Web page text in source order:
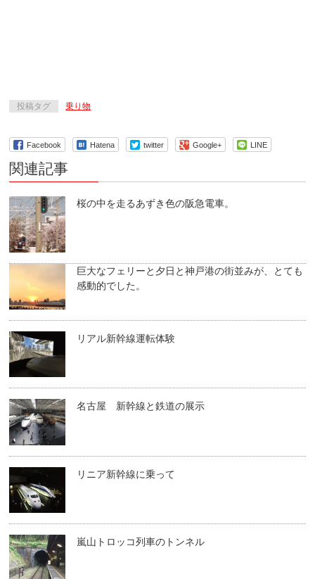
投稿タグ 乗り物
Facebook Hatena twitter Google+ LINE
関連記事
桜の中を走るあずき色の阪急電車。
巨大なフェリーと夕日と神戸港の街並みが、とても
感動的でした。
リアル新幹線運転体験
名古屋 新幹線と鉄道の展示
リニア新幹線に乗って
嵐山トロッコ列車のトンネル